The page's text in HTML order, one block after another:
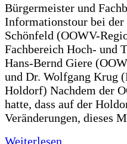
Bürgermeister und
Informationstour bei
Schönfeld (OOWV-
Fachbereich Hoch- und
Hans-Bernd Giere
und Dr. Wolfgang Krug
Holdorf) Nachdem der
hatte, dass auf der
Veränderungen, dieses
Weiterlesen